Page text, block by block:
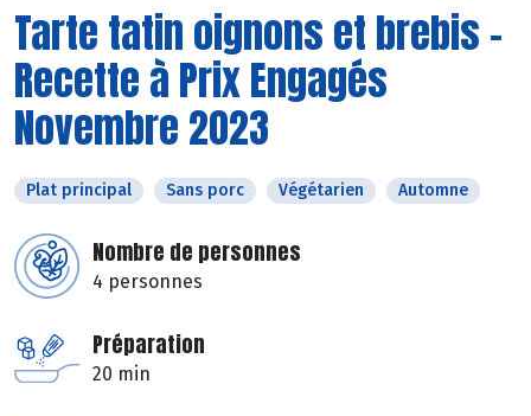
Tarte tatin oignons et brebis -
Recette à Prix Engagés
Novembre 2023
Plat principal Sans porc Végétarien Automne
Nombre de personnes
4 personnes
Préparation
20 min